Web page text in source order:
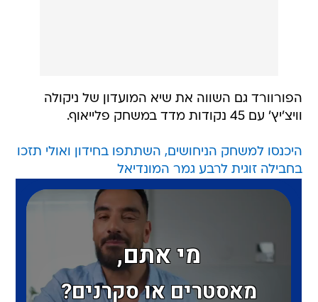
הפורוורד גם השווה את שיא המועדון של ניקולה
וויצ'יץ' עם 45 נקודות מדד במשחק פלייאוף.
היכנסו למשחק הניחושים, השתתפו בחידון ואולי תזכו
בחבילה זוגית לרבע גמר המונדיאל